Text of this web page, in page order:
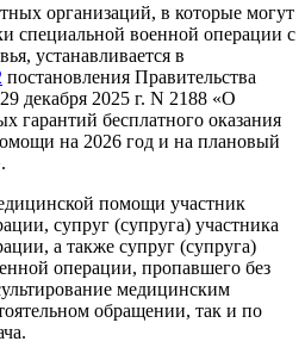
организаций, в которые могут
специальной военной операции с
устанавливается в
постановления Правительства
декабря 2025 г. N 2188 «О
гарантий бесплатного оказания
на 2026 год и на плановый
помощи участник
супруг (супруга) участника
а также супруг (супруга)
операции, пропавшего без
медицинским
обращении, так и по